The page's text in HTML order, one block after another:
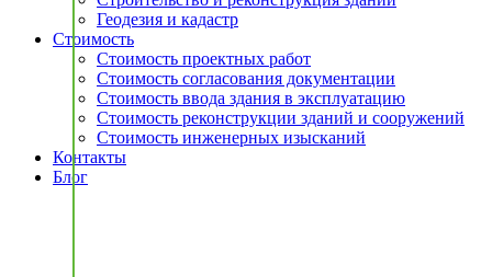
Геодезия и кадастр
Стоимость
Стоимость проектных работ
Стоимость согласования документации
Стоимость ввода здания в эксплуатацию
Стоимость реконструкции зданий и сооружений
Стоимость инженерных изысканий
Контакты
Блог